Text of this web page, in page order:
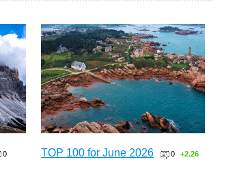
0
TOP 100 for June 2026 0 +2.26